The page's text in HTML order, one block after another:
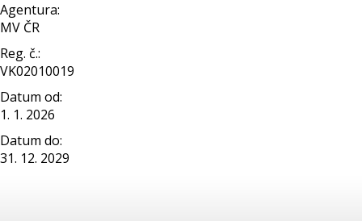
Agentura:
MV ČR
Reg. č.:
VK02010019
Datum od:
1. 1. 2026
Datum do:
31. 12. 2029